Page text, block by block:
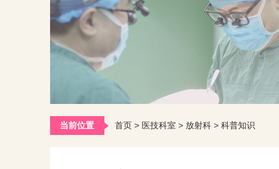
当前位置 首页 > 医技科室 > 放射科 > 科普知识